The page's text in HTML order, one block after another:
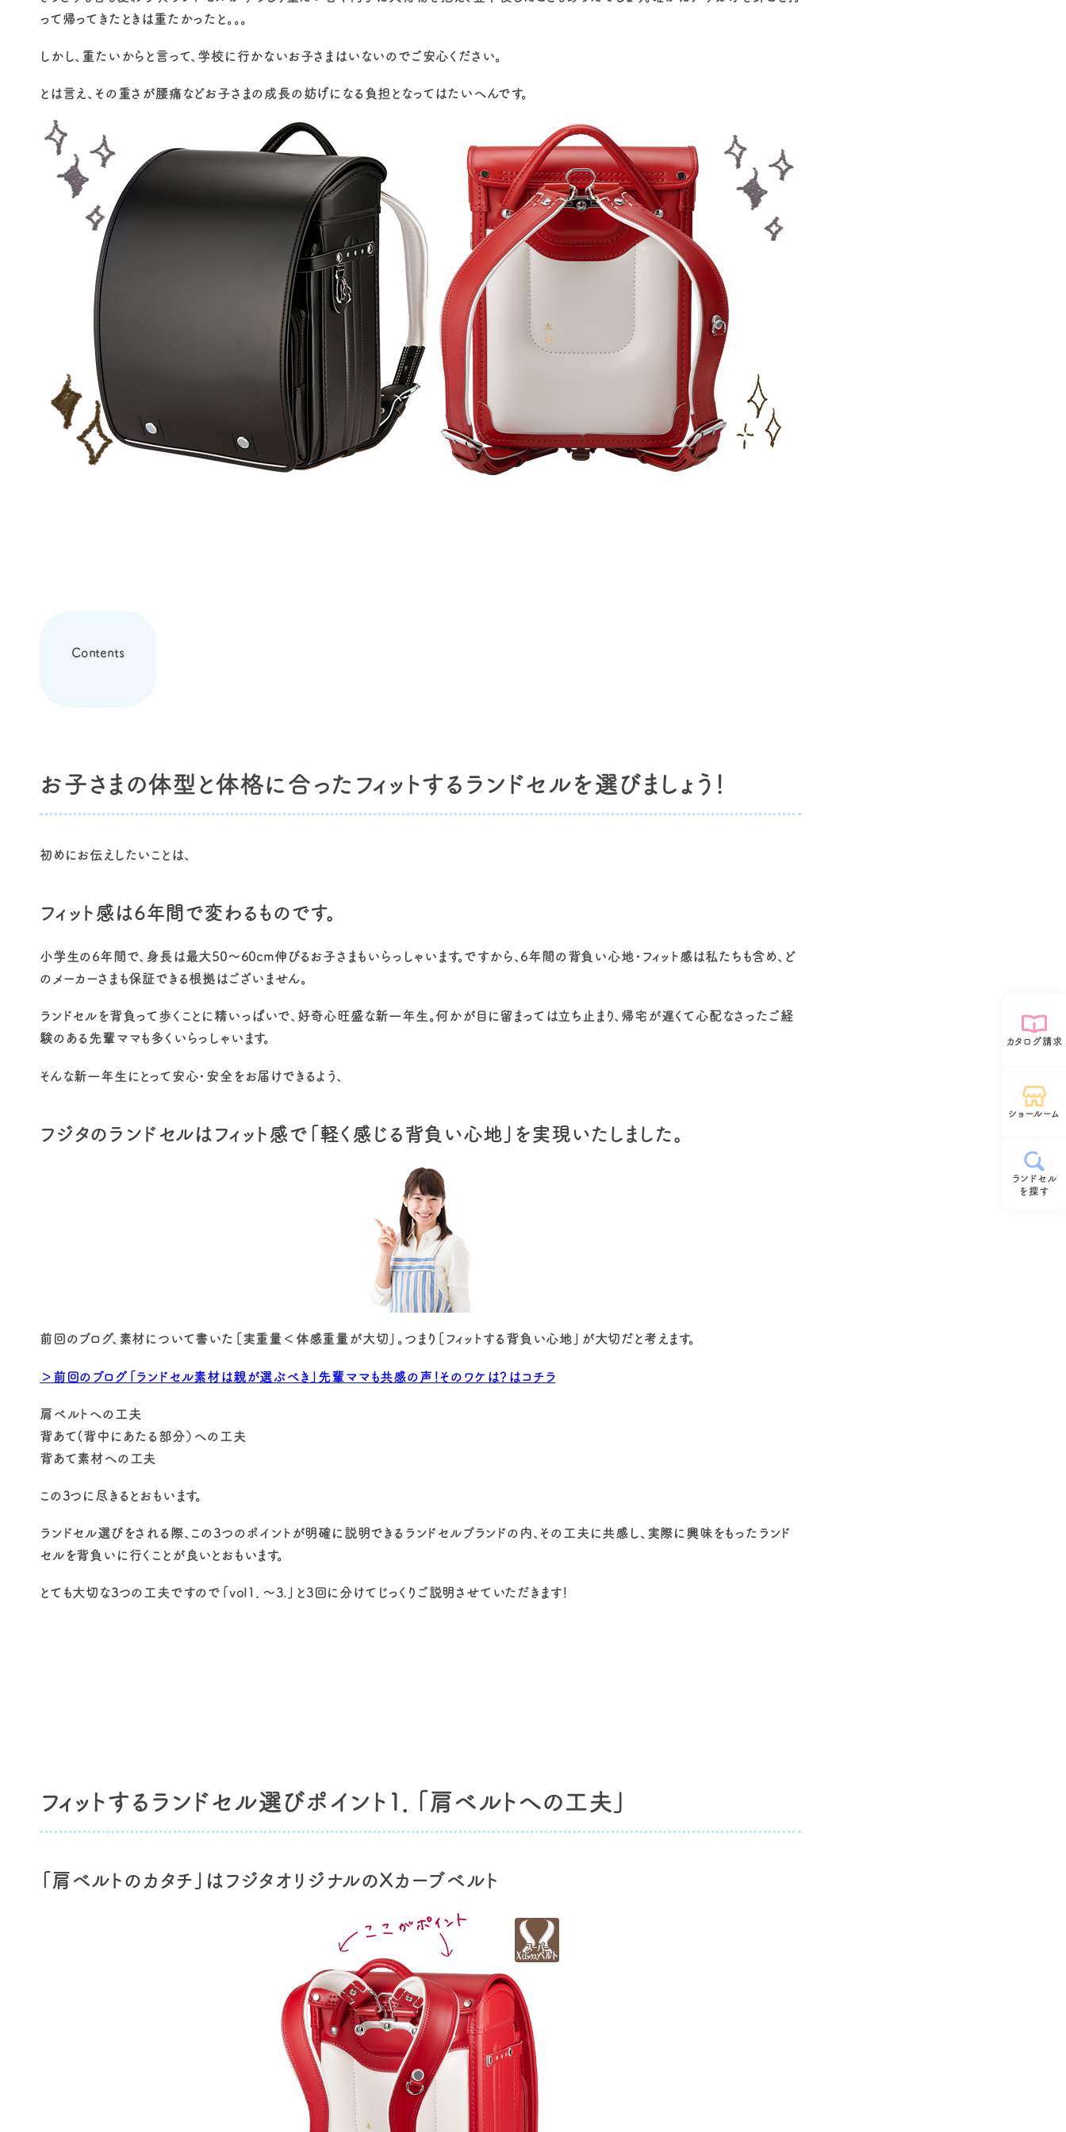
カタログ請求
ショールーム
ランドセル
を探す
って帰ってきたときは重たかったと。。。
しかし、重たいからと言って、学校に行かないお子さまはいないのでご安心ください。
とは言え、その重さが腰痛などお子さまの成長の妨げになる負担となってはたいへんです。
Contents
お子さまの体型と体格に合ったフィットするランドセルを選びましょう！
初めにお伝えしたいことは、
フィット感は6年間で変わるものです。
小学生の6年間で、身長は最大50～60cm伸びるお子さまもいらっしゃいます。ですから、6年間の背負い心地・フィット感は私たちも含め、ど
のメーカーさまも保証できる根拠はございません。
ランドセルを背負って歩くことに精いっぱいで、好奇心旺盛な新一年生。何かが目に留まっては立ち止まり、帰宅が遅くて心配なさったご経
験のある先輩ママも多くいらっしゃいます。
そんな新一年生にとって安心・安全をお届けできるよう、
フジタのランドセルはフィット感で「軽く感じる背負い心地」を実現いたしました。
前回のブログ、素材について書いた［実重量＜体感重量が大切」。つまり［フィットする背負い心地」が大切だと考えます。
＞前回のブログ「ランドセル素材は親が選ぶべき」先輩ママも共感の声！そのワケは？はコチラ
肩ベルトへの工夫
背あて(背中にあたる部分）への工夫
背あて素材への工夫
この3つに尽きるとおもいます。
ランドセル選びをされる際、この3つのポイントが明確に説明できるランドセルブランドの内、その工夫に共感し、実際に興味をもったランド
セルを背負いに行くことが良いとおもいます。
とても大切な3つの工夫ですので「vol1．～3.」と3回に分けてじっくりご説明させていただきます！
フィットするランドセル選びポイント1．「肩ベルトへの工夫」
「肩ベルトのカタチ」はフジタオリジナルのXカーブベルト